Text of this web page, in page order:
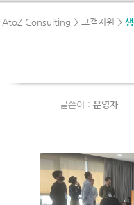
AtoZ Consulting > 고객지원 >
글쓴이 : 운영자